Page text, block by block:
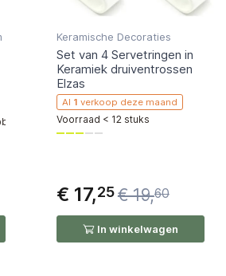
onlangs aan hun winkelwagen
Keramische Decoraties
Set van 4 Servetringen in
Keramiek druiventrossen
Elzas
Al 1 verkoop deze maand
Voorraad < 12 stuks
€ 17,25€ 19,60
In winkelwagen
aan hun winkelwagen toegevoegd, doe